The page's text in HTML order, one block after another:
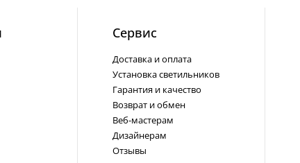
Cервис
Доставка и оплата
Установка светильников
Гарантия и качество
Возврат и обмен
Веб-мастерам
Дизайнерам
Отзывы